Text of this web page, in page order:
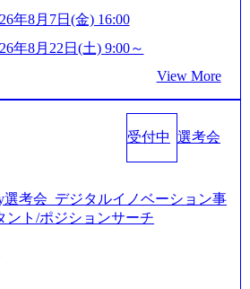
アプリ企画支援及び実行支援 ・ロ
や既存デジタルトランスフォーメ
コンサルタント プロジェクトにお
アント向け資料のドラフト作成、
題/リスク管理などを担当。 ● シニ
ェクトメンバーとしてプロジェク
作業としては、As-Is分析、仮説構
の作成などを担当。 ● 裁量権 弊社
、成長期といわれるフェーズにあ
大していく時期のため、メンバー
く過程を体感できます。 また、希
のご参加希望の方は、事前にGAB
(受験期限は1day選考会実施日の3日
以上のコンサルファーム経験3年
、書類選考のみ。 書類選考通過後
いる方へ1day選考会当日のご案内
急速なグローバル化により既存事
が困難になった大手企業をサポー
手事業会社から依頼された「経営
ング支援を行います。クライアン
ゲットとし、特にCXOクラスから
事業のトランスフォーメーショ
面であるITサービスの提供まで一
IT系ファームである あらゆる産業
客基盤を築いており、Fortune Globa
「ファーストリテイリングにおけ
堂グループのDX化支援」「ヴィヴ
ならず、2021年にはKDDIと合弁会
設立し、人工知能とデータアナリテ
盛んに行う 採用資料 (https://www.ac
final/accenture-com/document-
content/dam/accenture/final/caree
年8月7日(金) 16:00
年8月22日(土) 9:00～
View More
受付中 選考会
選考会_デジタルイノベーション事
ント/ポジションサーチ